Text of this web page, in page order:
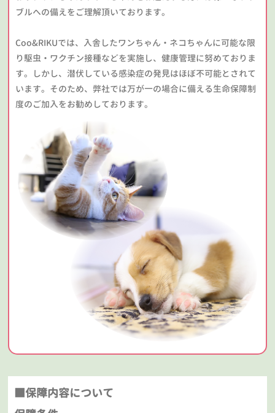
ブルへの備えをご理解頂いております。
Coo&RIKUでは、入舎したワンちゃん・ネコちゃんに可能な限
り駆虫・ワクチン接種などを実施し、健康管理に努めておりま
す。しかし、潜伏している感染症の発見はほぼ不可能とされて
います。そのため、弊社では万が一の場合に備える生命保障制
度のご加入をお勧めしております。
■保障内容について